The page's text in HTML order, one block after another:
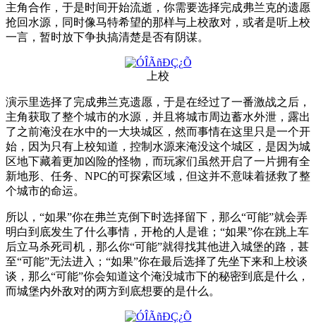
主角合作，于是时间开始流逝，你需要选择完成弗兰克的遗愿
抢回水源，同时像马特希望的那样与上校敌对，或者是听上校
一言，暂时放下争执搞清楚是否有阴谋。
上校
演示里选择了完成弗兰克遗愿，于是在经过了一番激战之后，
主角获取了整个城市的水源，并且将城市周边蓄水外泄，露出
了之前淹没在水中的一大块城区，然而事情在这里只是一个开
始，因为只有上校知道，控制水源来淹没这个城区，是因为城
区地下藏着更加凶险的怪物，而玩家们虽然开启了一片拥有全
新地形、任务、NPC的可探索区域，但这并不意味着拯救了整
个城市的命运。
所以，“如果”你在弗兰克倒下时选择留下，那么“可能”就会弄
明白到底发生了什么事情，开枪的人是谁；“如果”你在跳上车
后立马杀死司机，那么你“可能”就得找其他进入城堡的路，甚
至“可能”无法进入；“如果”你在最后选择了先坐下来和上校谈
谈，那么“可能”你会知道这个淹没城市下的秘密到底是什么，
而城堡内外敌对的两方到底想要的是什么。